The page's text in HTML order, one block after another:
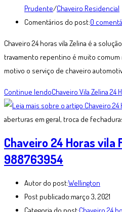
Prudente/Chaveiro Residencial
Comentários do post:0
Chaveiro 24 horas vila Zelina é a
travamento repentino é muito comum
motivo o serviço de chaveiro
Continue lendoChaveiro Vila Zelina 24
aberturas em geral, troca de
Chaveiro 24 Horas vila
988763954
Autor do post:Wellington
Post publicado:março 3, 2021